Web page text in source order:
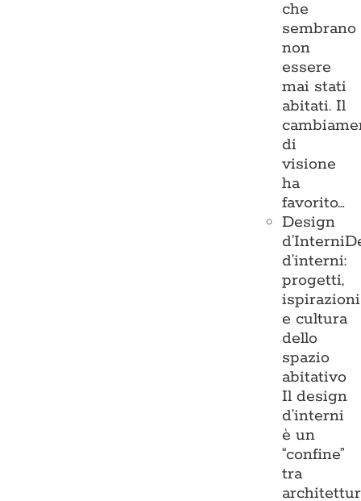
che
sembrano
non
essere
mai stati
abitati. Il
di
visione
ha
favorito…
Design
d’Interni
d’interni:
progetti,
ispirazioni
e cultura
dello
spazio
abitativo
Il design
d’interni
è un
“confine”
tra